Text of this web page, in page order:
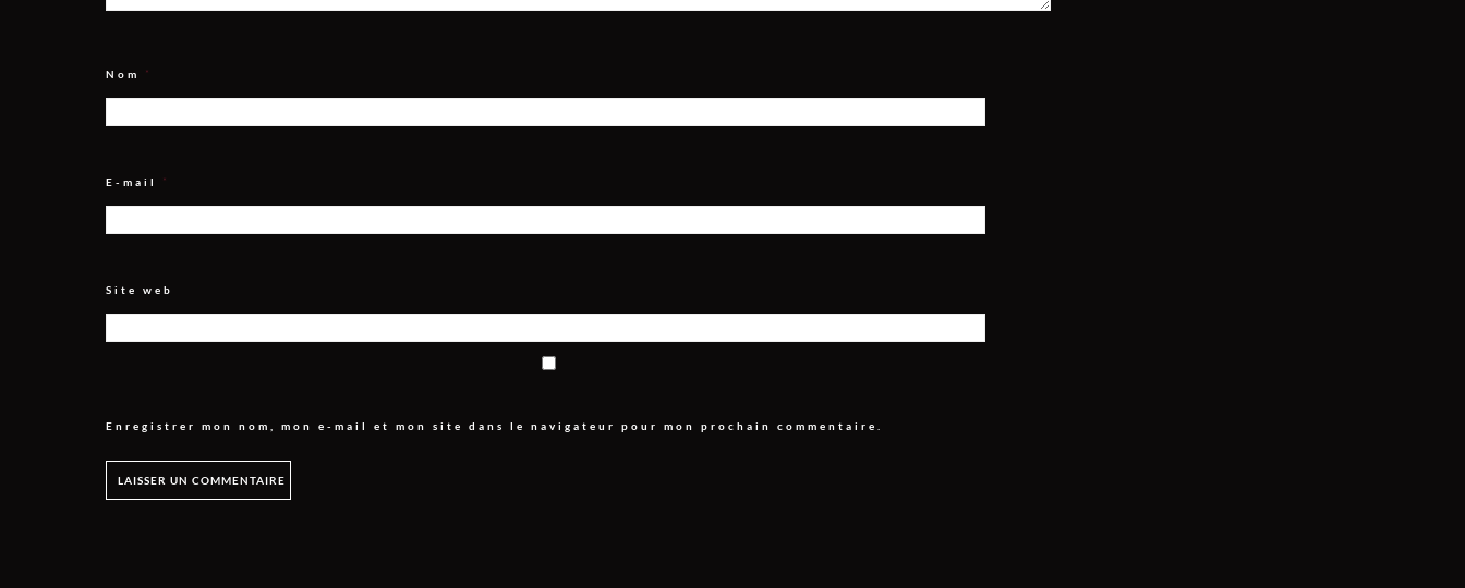
Nom *
E-mail *
Site web
Enregistrer mon nom, mon e-mail et mon site dans le navigateur pour mon prochain commentaire.